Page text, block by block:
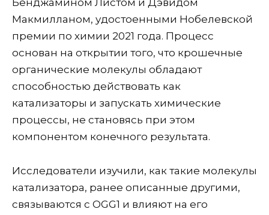
Бенджамином Листом и Дэвидом
Макмилланом, удостоенными Нобелевской
премии по химии 2021 года. Процесс
основан на открытии того, что крошечные
органические молекулы обладают
способностью действовать как
катализаторы и запускать химические
процессы, не становясь при этом
компонентом конечного результата.
Исследователи изучили, как такие молекулы
катализатора, ранее описанные другими,
связываются с OGG1 и влияют на его